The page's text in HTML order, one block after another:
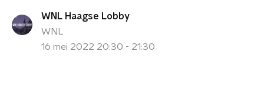
WNL Haagse Lobby
WNL
16 mei 2022 20:30 - 21:30